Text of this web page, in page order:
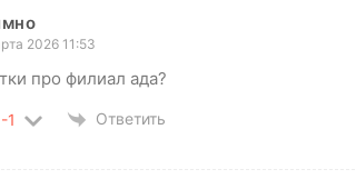
2026 11:53
про филиал ада?
-1 Ответить